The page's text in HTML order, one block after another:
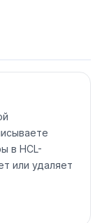
в HCL-
или удаляет